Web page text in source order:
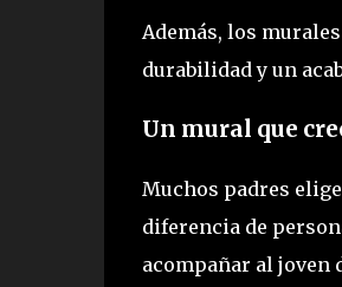
Además, los
durabilidad y un
Un mural que
Muchos padres
diferencia de
acompañar al joven